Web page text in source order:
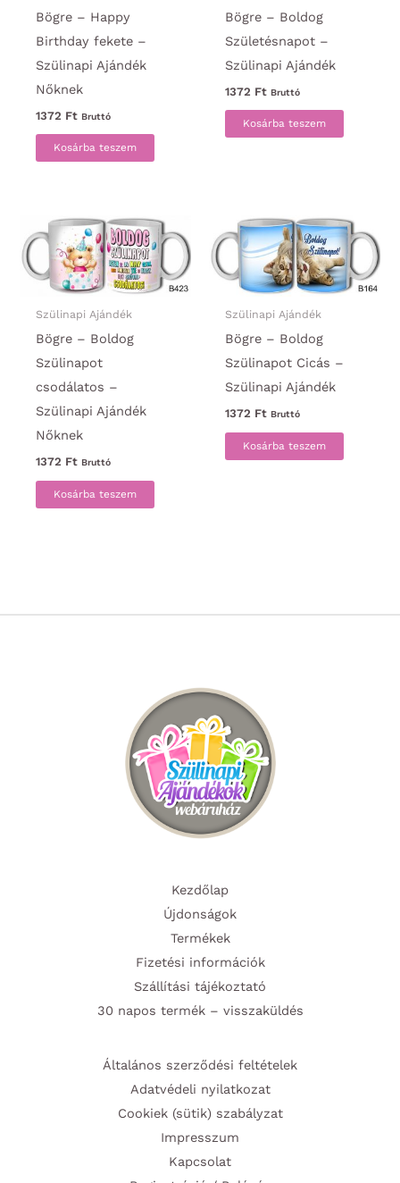
Bögre – Happy
Birthday fekete –
Szülinapi Ajándék
Nőknek
1372 Ft Bruttó
Kosárba teszem
Bögre – Boldog
Születésnapot –
Szülinapi Ajándék
1372 Ft Bruttó
Kosárba teszem
Szülinapi Ajándék
Bögre – Boldog
Szülinapot
csodálatos –
Szülinapi Ajándék
Nőknek
1372 Ft Bruttó
Kosárba teszem
Szülinapi Ajándék
Bögre – Boldog
Szülinapot Cicás –
Szülinapi Ajándék
1372 Ft Bruttó
Kosárba teszem
Kezdőlap
Újdonságok
Termékek
Fizetési információk
Szállítási tájékoztató
30 napos termék – visszaküldés
Általános szerződési feltételek
Adatvédeli nyilatkozat
Cookiek (sütik) szabályzat
Impresszum
Kapcsolat